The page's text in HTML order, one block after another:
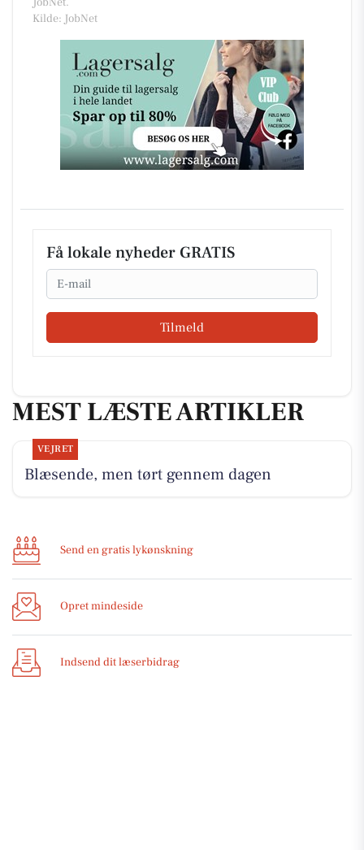
Kilde: JobNet
Få lokale nyheder GRATIS
Email
Tilmeld
MEST LÆSTE ARTIKLER
VEJRET
Blæsende, men tørt gennem dagen
Send en gratis lykønskning
Opret mindeside
Indsend dit læserbidrag